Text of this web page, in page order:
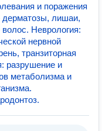
и поражения
дерматозы, лишаи,
Неврология:
нервной
транзиторная
разрушение и
метаболизма и